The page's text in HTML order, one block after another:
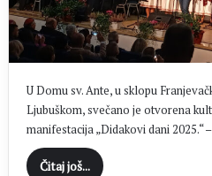
U Domu sv. Ante, u sklopu
Ljubuškom, svečano je otvorena
manifestacija „Didakovi dani 2025.“
Čitaj još...